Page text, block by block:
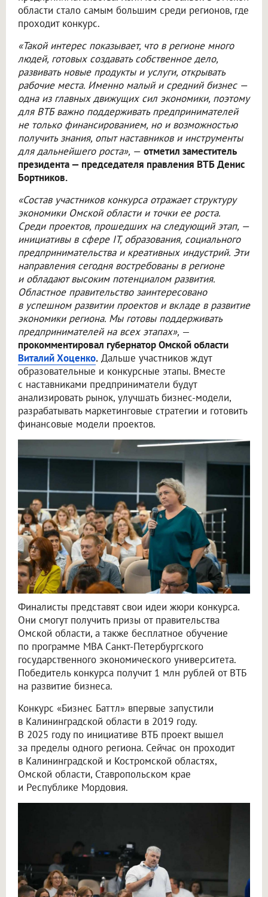
области стало самым большим среди регионов, где
проходит конкурс.
«Такой интерес показывает, что в регионе много
людей, готовых создавать собственное дело,
развивать новые продукты и услуги, открывать
рабочие места. Именно малый и средний бизнес —
одна из главных движущих сил экономики, поэтому
для ВТБ важно поддерживать предпринимателей
не только финансированием, но и возможностью
получить знания, опыт наставников и инструменты
для дальнейшего роста», — отметил заместитель
президента — председателя правления ВТБ Денис
Бортников.
«Состав участников конкурса отражает структуру
экономики Омской области и точки ее роста.
Среди проектов, прошедших на следующий этап, —
инициативы в сфере IT, образования, социального
предпринимательства и креативных индустрий. Эти
направления сегодня востребованы в регионе
и обладают высоким потенциалом развития.
Областное правительство заинтересовано
в успешном развитии проектов и вкладе в развитие
экономики региона. Мы готовы поддерживать
предпринимателей на всех этапах», —
прокомментировал губернатор Омской области
Виталий Хоценко. Дальше участников ждут
образовательные и конкурсные этапы. Вместе
с наставниками предприниматели будут
анализировать рынок, улучшать бизнес-модели,
разрабатывать маркетинговые стратегии и готовить
финансовые модели проектов.
Финалисты представят свои идеи жюри конкурса.
Они смогут получить призы от правительства
Омской области, а также бесплатное обучение
по программе MBA Санкт-Петербургского
государственного экономического университета.
Победитель конкурса получит 1 млн рублей от ВТБ
на развитие бизнеса.
Конкурс «Бизнес Баттл» впервые запустили
в Калининградской области в 2019 году.
В 2025 году по инициативе ВТБ проект вышел
за пределы одного региона. Сейчас он проходит
в Калининградской и Костромской областях,
Омской области, Ставропольском крае
и Республике Мордовия.